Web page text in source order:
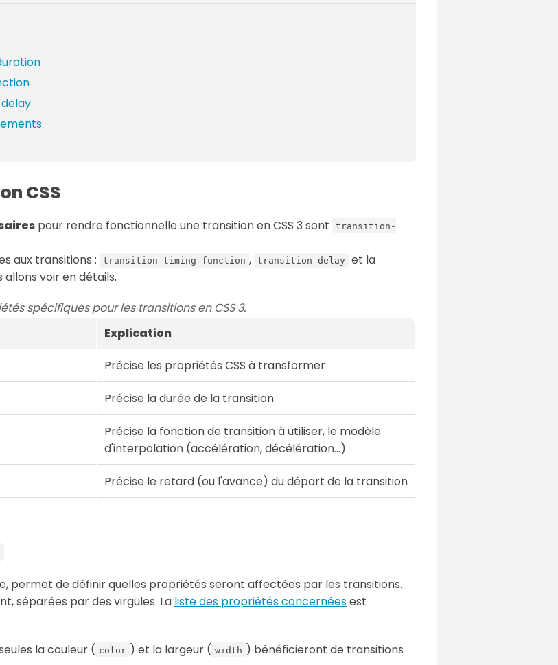
CSS
pour rendre fonctionnelle une transition en CSS 3 sont
transition-
aux transitions :
transition-timing-function , transition-delay
et la
allons voir en détails.
spécifiques pour les transitions en CSS 3.
Explication
Précise les propriétés CSS à transformer
Précise la durée de la transition
Précise la fonction de transition à utiliser, le modèle
d'interpolation (accélération, décélération...)
Précise le retard (ou l'avance) du départ de la transition
permet de définir quelles propriétés seront affectées par les transitions.
séparées par des virgules. La liste des propriétés concernéesest
la couleur ( color ) et la largeur ( width ) bénéficieront de transitions